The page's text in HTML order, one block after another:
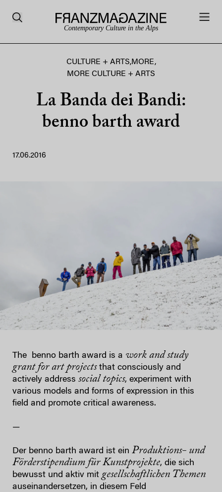
Contemporary Culture in the Alps
CULTURE + ARTS,MORE,
MORE CULTURE + ARTS
La Banda dei Bandi:
benno barth award
17.06.2016
The benno barth award is a work and study
grant for art projectsthat consciously and
actively address social topics, experiment with
various models and forms of expression in this
field and promote critical awareness.
—
Der benno barth award ist ein Produktions- und
Förderstipendium für Kunstprojekte, die sich
bewusst und aktiv mit gesellschaftlichen Themen
auseinandersetzen, in diesem Feld